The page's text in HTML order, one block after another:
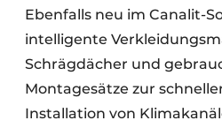
Ebenfalls neu im Canalit-
intelligente
Schrägdächer und
Montagesätze zur
Installation von